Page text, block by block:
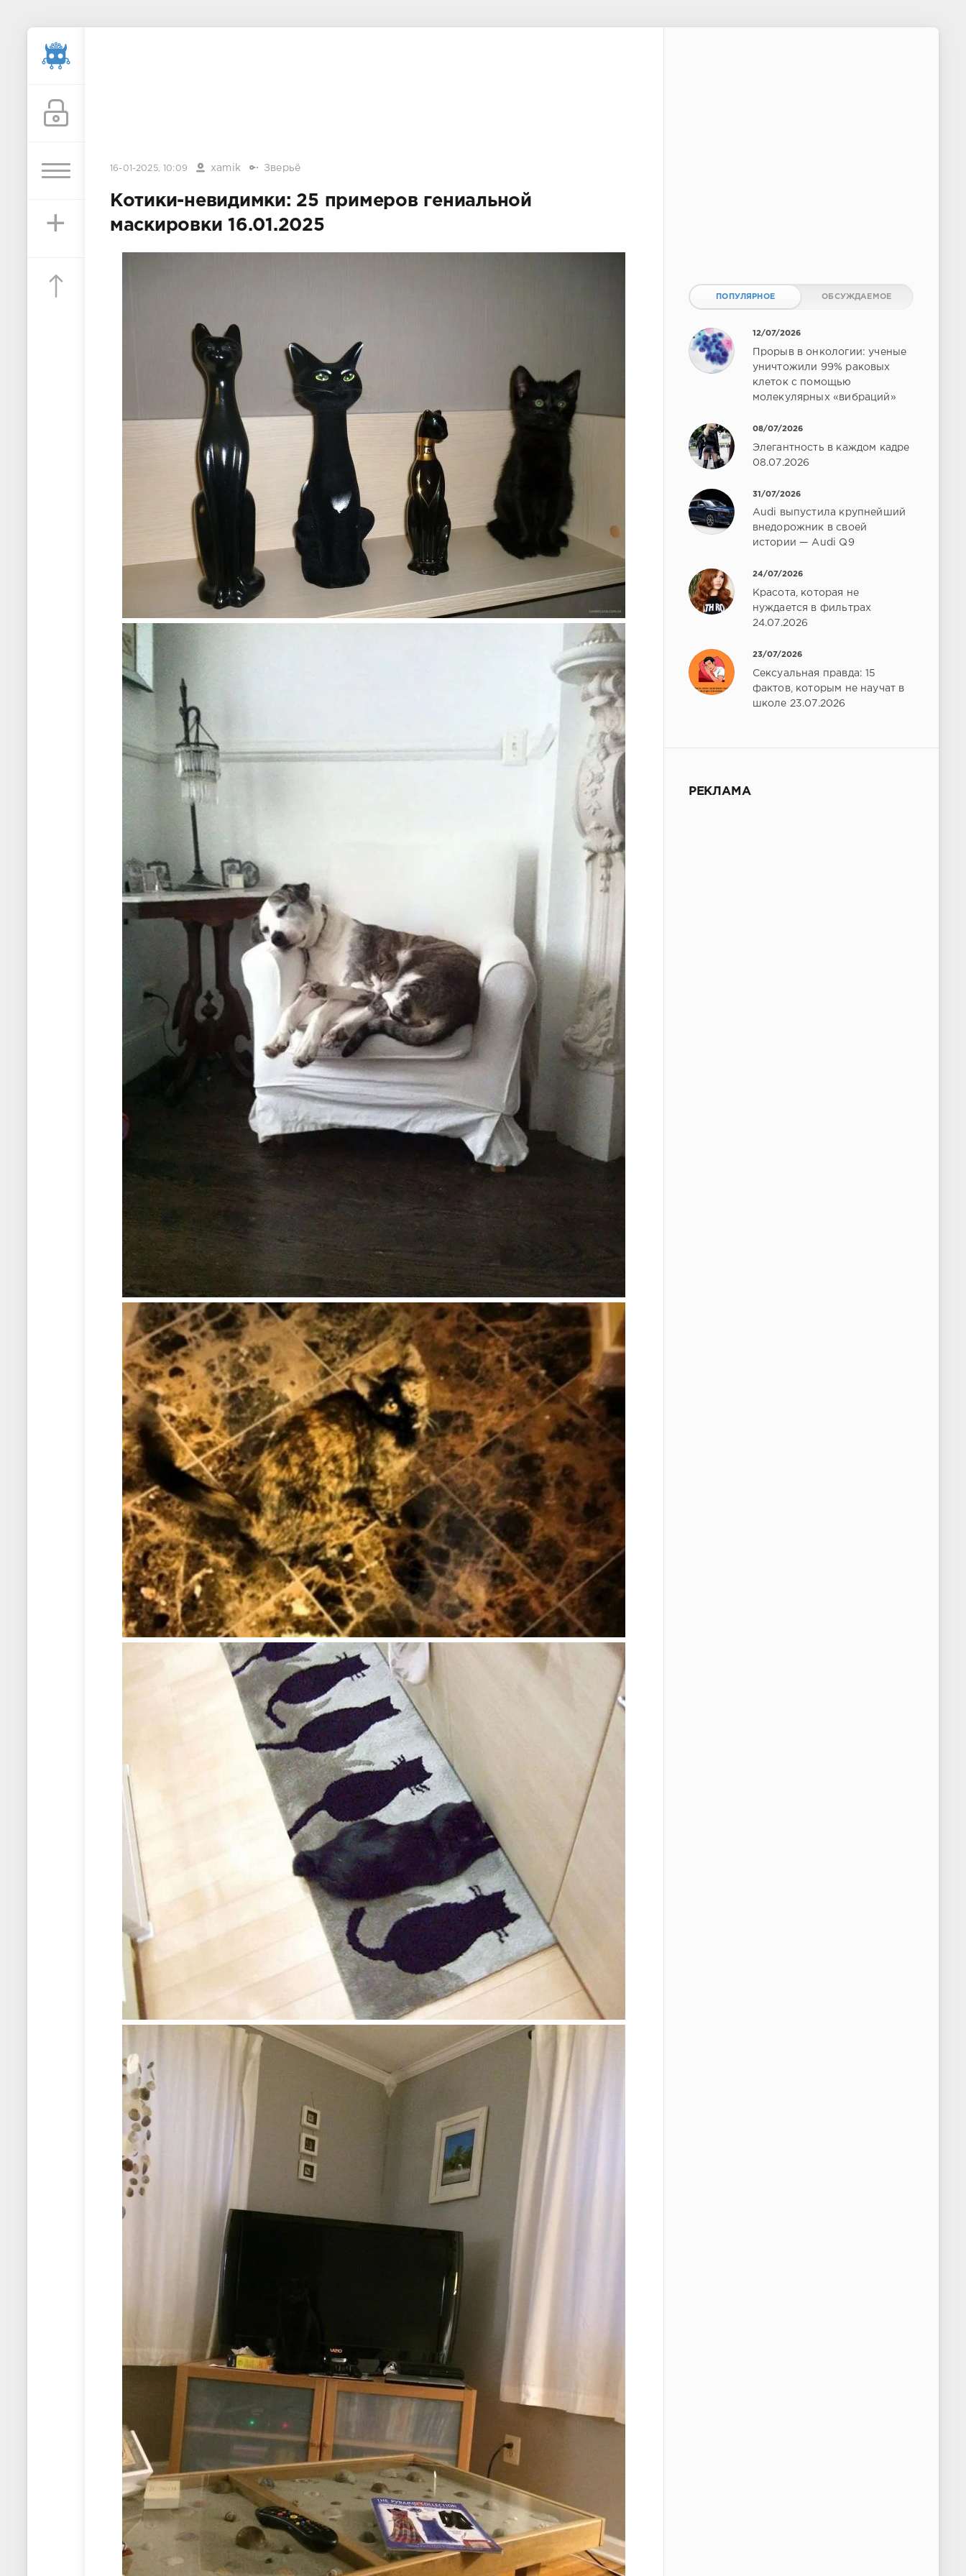
+
16-01-2025, 10:09 xamik Зверьё
Котики-невидимки: 25 примеров гениальной
маскировки 16.01.2025
ПОПУЛЯРНОЕ ОБСУЖДАЕМОЕ
12/07/2026
Прорыв в онкологии: ученые
уничтожили 99% раковых
клеток с помощью
молекулярных «вибраций»
08/07/2026
Элегантность в каждом кадре
08.07.2026
31/07/2026
Audi выпустила крупнейший
внедорожник в своей
истории — Audi Q9
24/07/2026
Красота, которая не
нуждается в фильтрах
24.07.2026
23/07/2026
Сексуальная правда: 15
фактов, которым не научат в
школе 23.07.2026
РЕКЛАМА